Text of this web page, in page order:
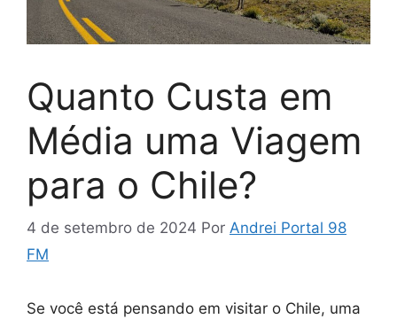
Quanto Custa em
Média uma Viagem
para o Chile?
4 de setembro de 2024 Por Andrei Portal 98
FM
Se você está pensando em visitar o Chile, uma